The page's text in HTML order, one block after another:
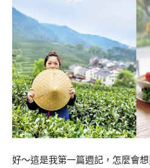
好～這是我第一篇週記，怎麼會